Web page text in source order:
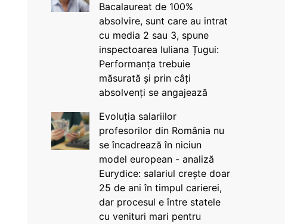
Bacalaureat de 100%
absolvire, sunt care au intrat
cu media 2 sau 3, spune
inspectoarea Iuliana Țugui:
Performanța trebuie
măsurată și prin câți
absolvenți se angajează
Evoluția salariilor
profesorilor din România nu
se încadrează în niciun
model european - analiză
Eurydice: salariul crește doar
25 de ani în timpul carierei,
dar procesul e între statele
cu venituri mari pentru